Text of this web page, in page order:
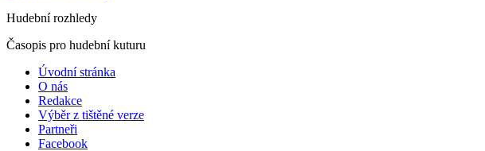
Hudební rozhledy
Časopis pro hudební kuturu
Úvodní stránka
O nás
Redakce
Výběr z tištěné verze
Partneři
Facebook